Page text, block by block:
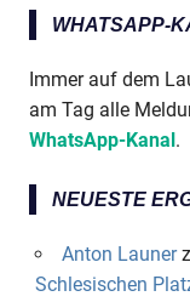
WHATSAPP-
Immer auf dem
am Tag alle
WhatsApp-Kanal .
NEUESTE
Anton Launer
Schlesischen